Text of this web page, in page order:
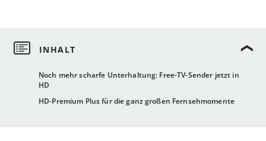
Noch mehr scharfe Unterhaltung: Free-TV-Sender jetzt in
HD
HD-Premium Plus für die ganz großen Fernsehmomente